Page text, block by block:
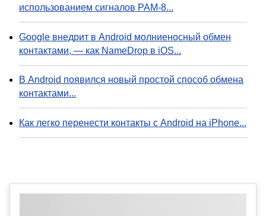
использованием сигналов PAM-8...
Google внедрит в Android молниеносный обмен
контактами, — как NameDrop в iOS...
В Android появился новый простой способ обмена
контактами...
Как легко перенести контакты с Android на iPhone...